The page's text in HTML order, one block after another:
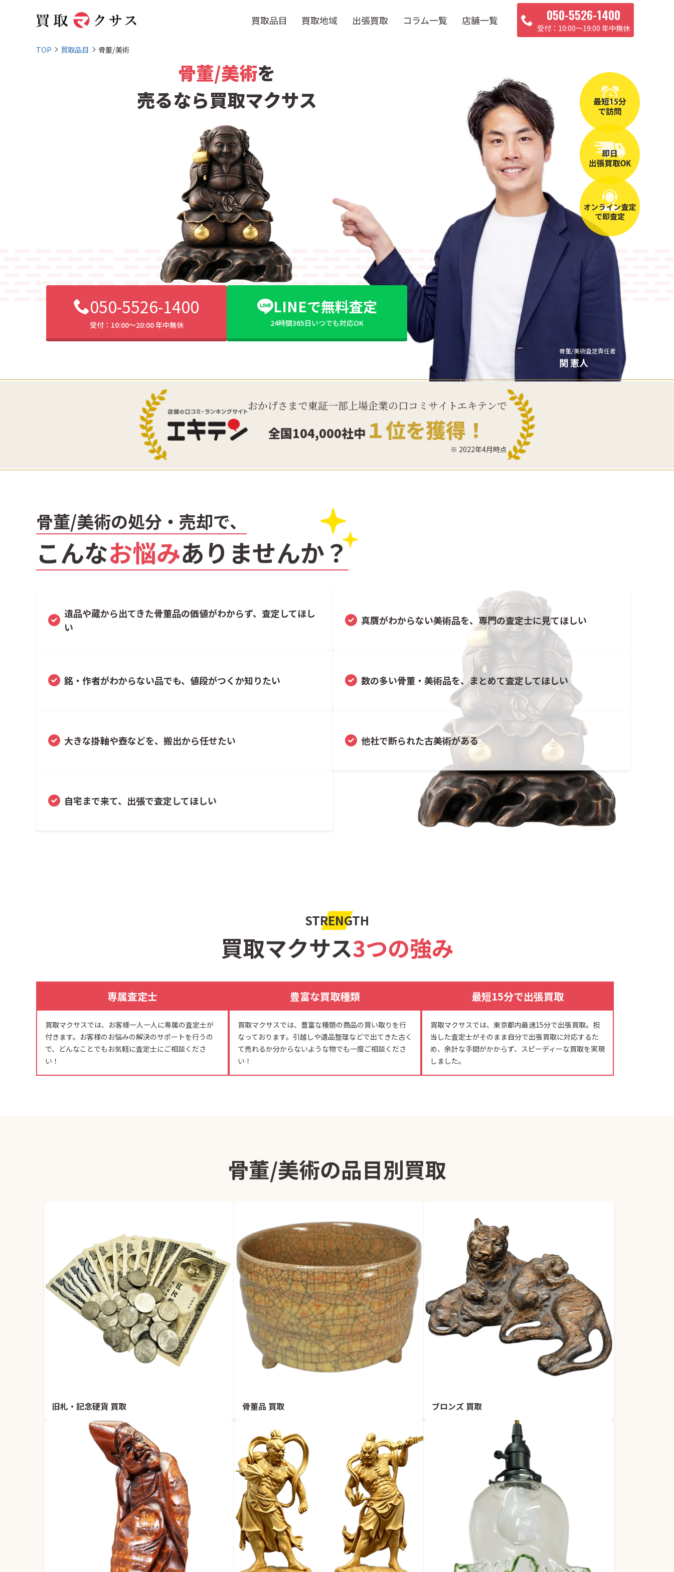
買取品目 買取地域 出張買取 コラム一覧 店舗一覧 050-5526-1400
10:00〜19:00 年中無休
TOP 買取品目 骨董/美術
骨董/美術を
売るなら買取マクサス
050-5526-1400
受付：10:00〜20:00 年中無休
LINEで無料査定
24時間365日いつでも対応OK
骨董/美術査定責任者
関 憲人
おかげさまで東証一部上場企業の口コミサイトエキテンで
全国104,000社中 １位を獲得！
※ 2022年4月時点
骨董/美術の処分・売却で、
こんなお悩みありませんか？
遺品や蔵から出てきた骨董品の価値がわからず、査定してほし
い
真贋がわからない美術品を、専門の査定士に見てほしい
銘・作者がわからない品でも、値段がつくか知りたい 数の多い骨董・美術品を、まとめて査定してほしい
大きな掛軸や壺などを、搬出から任せたい 他社で断られた古美術がある
自宅まで来て、出張で査定してほしい
STRENGTH
買取マクサス3つの強み
専属査定士
買取マクサスでは、お客様一人一人に専属の査定士が
付きます。お客様のお悩みの解決のサポートを行うの
で、どんなことでもお気軽に査定士にご相談くださ
い！
豊富な買取種類
買取マクサスでは、豊富な種類の商品の買い取りを行
なっております。引越しや遺品整理などで出てきた古く
て売れるか分からないような物でも一度ご相談くださ
い！
最短15分で出張買取
買取マクサスでは、東京都内最速15分で出張買取。担
当した査定士がそのまま自分で出張買取に対応するた
め、余計な手間がかからず、スピーディーな買取を実現
しました。
骨董/美術の品目別買取
旧札・記念硬貨 買取 骨董品 買取 ブロンズ 買取